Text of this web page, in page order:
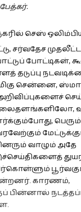
செஸ்
சர்வதேச
போட்டிகள்,
தடுப்பு
சென்னை,
பெரும்
வாழும் அதே
காரணம்,
பின்னால்